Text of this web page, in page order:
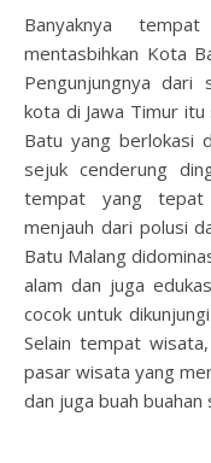
Banyaknya tempat wisata Batu Malang seakan
mentasbihkan Kota
Pengunjungnya
kota di Jawa Timur
Batu yang berlokasi
sejuk cenderung
tempat yang tepat
menjauh dari polusi
Batu Malang
alam dan juga
cocok untuk
Selain tempat
pasar wisata yang
dan juga buah